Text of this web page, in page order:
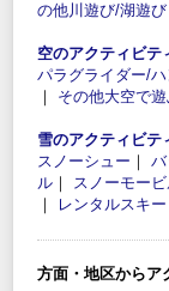
の他川遊び/湖遊び
空のアクティビテ
パラグライダー/
｜ その他大空で
雪のアクティビテ
スノーシュー ｜
ル ｜ スノーモー
｜
レンタルスキ
方面・地区からア